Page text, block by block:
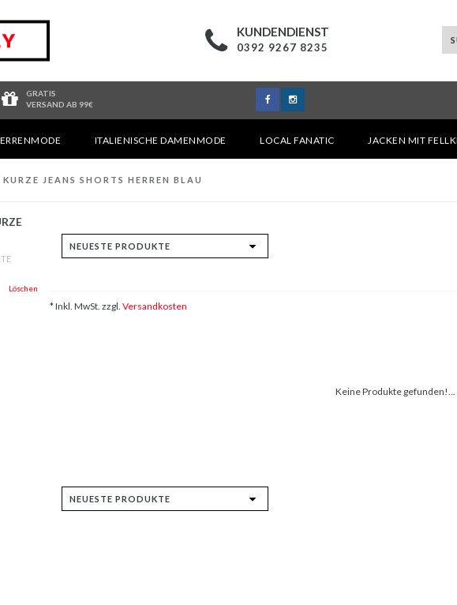
KUNDENDIENST
0392 9267 8235
GRATIS
VERSAND AB 99€
ITALIENISCHE DAMENMODE LOCAL FANATIC JACKEN MIT
KURZE JEANS SHORTS HERREN BLAU
Löschen
* Inkl. MwSt. zzgl. Versandkosten
Keine Produkte gefunden!...